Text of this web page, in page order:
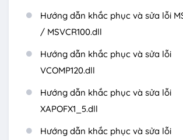
Hướng dẫn khắc phục và sửa lỗi
/ MSVCR100.dll
Hướng dẫn khắc phục và sửa lỗi
VCOMP120.dll
Hướng dẫn khắc phục và sửa lỗi
XAPOFX1_5.dll
Hướng dẫn khắc phục và sửa lỗi